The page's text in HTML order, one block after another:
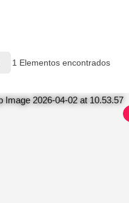
1 Elementos encontrados